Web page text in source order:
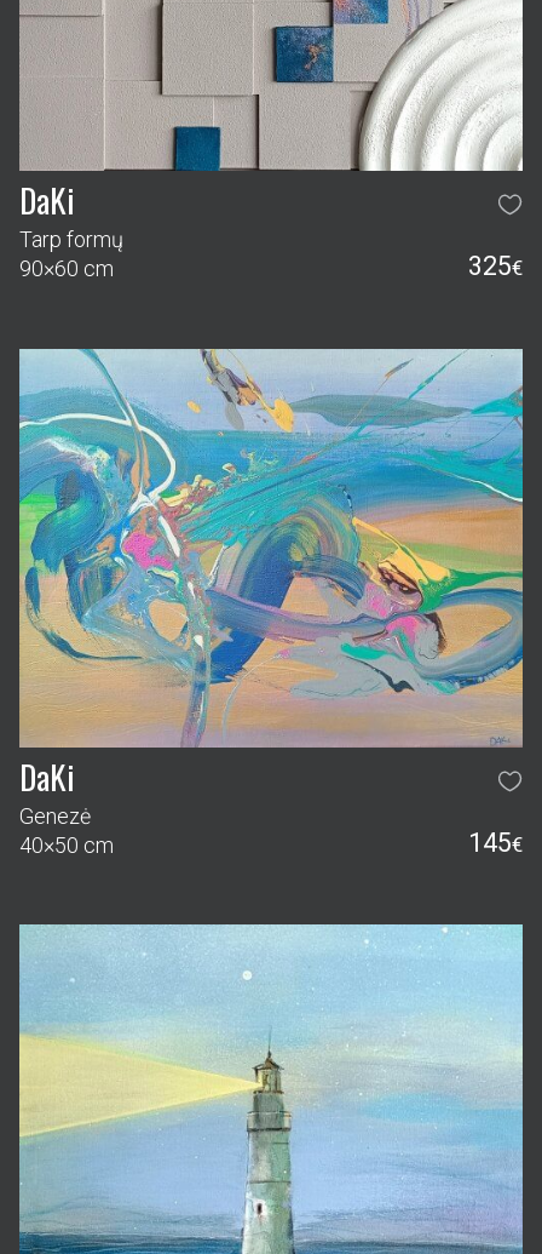
DaKi
Tarp formų
90×60 cm
325€
DaKi
Genezė
40×50 cm
145€